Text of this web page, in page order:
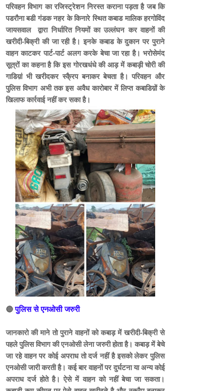
परिवहन विभाग का रजिस्ट्रेशन निरस्त कराना पड़ता है जब कि
पडरौना बडी गंडक नहर के किनारे स्थित कबाड मालिक हरगोविंद
जायसवाल द्वारा निर्धारित नियमों का उल्लंघन कर वाहनों की
खरीदी-बिक्री की जा रही है। इनके कबाड के दुकान पर पुराने
वाहन काटकर पार्ट-पार्ट अलग करके बेचा जा रहा है। भरोसेमंद
सूत्रों का कहना है कि इस गोरखधंधे की आड़ में कबाड़ी चोरी की
गाडिय़ां भी खरीदकर स्कै्रप बनाकर बेचता है। परिवहन और
पुलिस विभाग अभी तक इस अवैध कारोबार में लिप्त कबाडिय़ों के
खिलाफ कार्रवाई नहीं कर सका है।
🔴पुलिस से एनओसी जरुरी
जानकारो की माने तो पुराने वाहनों को कबाड़ में खरीदी-बिक्री से
पहले पुलिस विभाग की एनओसी लेना जरुरी होता है। कबाड़ में बेचे
जा रहे वाहन पर कोई अपराध तो दर्ज नहीं है इसको लेकर पुलिस
एनओसी जारी करती है। कई बार वाहनों पर दुर्घटना या अन्य कोई
अपराध दर्ज होते है। ऐसे में वाहन को नहीं बेचा जा सकता।